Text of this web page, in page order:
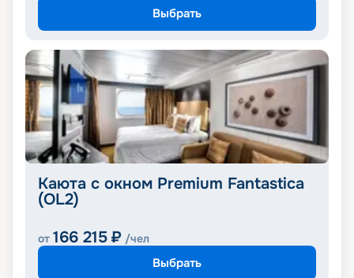
Выбрать
Каюта с окном Premium Fantastica
(OL2)
от 166 215 ₽ /чел
Выбрать